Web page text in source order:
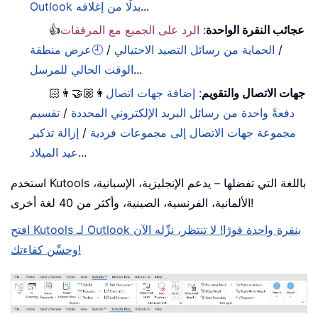
Outlook بدلًا من إغلاقه...
👍
عجائب النقرة الواحدة: الرد على الجميع مع المرفقات
/ الحماية من رسائل التصيد الاحتيالي / 🕘عرض منطقة
الوقت الحالي للمرسل...
👩🏼‍🤝‍👩🏻
جهات الاتصال والتقويم: إضافة جهات اتصال
دفعةً واحدة من رسائل البريد الإلكتروني المحددة / تقسيم
مجموعة جهات الاتصال إلى مجموعات فردية / إزالة تذكير
عيد الميلاد...
استخدم Kutools باللغة التي تفضلها – يدعم الإنجليزية، الإسبانية،
الألمانية، الفرنسية، الصينية، وأكثر من 40 لغة أخرى!
افتح Kutools لـ Outlook بنقرة واحدة فورًا! لا تنتظر، نزِّله الآن
وحسِّن كفاءتك!